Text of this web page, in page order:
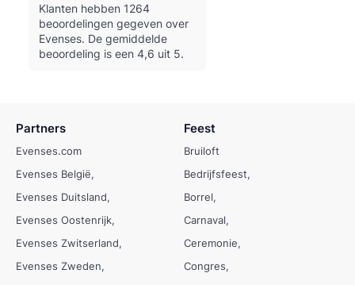
Klanten hebben 1264
beoordelingen gegeven over
Evenses. De gemiddelde
beoordeling is een 4,6 uit 5.
Partners
Evenses.com
Evenses België
Evenses Duitsland
Evenses Oostenrijk
Evenses Zwitserland
Evenses Zweden
Feest
Bruiloft
Bedrijfsfeest
Borrel
Carnaval
Ceremonie
Congres